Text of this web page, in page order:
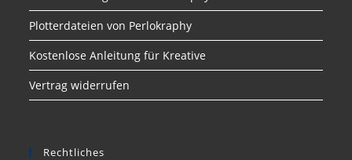
Plotterdateien von Perlokraphy
Kostenlose Anleitung für Kreative
Vertrag widerrufen
Rechtliches